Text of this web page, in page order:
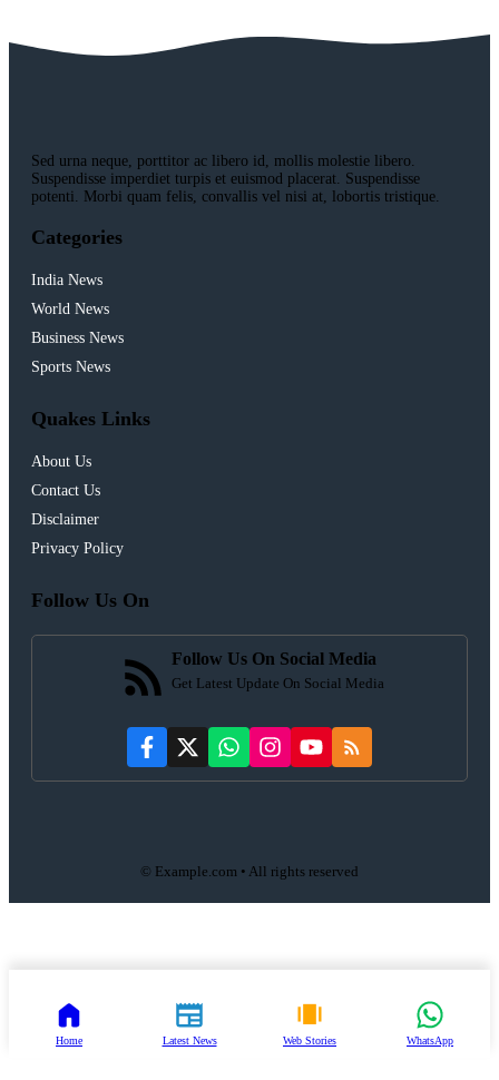
Sed urna neque, porttitor ac libero id, mollis molestie libero.
Suspendisse imperdiet turpis et euismod placerat. Suspendisse
potenti. Morbi quam felis, convallis vel nisi at, lobortis tristique.
Categories
India News
World News
Business News
Sports News
Quakes Links
About Us
Contact Us
Disclaimer
Privacy Policy
Follow Us On
Follow Us On Social Media
Get Latest Update On Social Media
© Example.com • All rights reserved
Home Latest News Web Stories WhatsApp